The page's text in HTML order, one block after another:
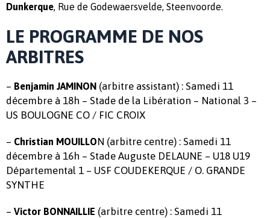
Dunkerque, Rue de Godewaersvelde, Steenvoorde.
LE PROGRAMME DE NOS
ARBITRES
– Benjamin JAMINON (arbitre assistant) : Samedi 11
décembre à 18h – Stade de la Libération – National 3 –
US BOULOGNE CO / FIC CROIX
– Christian MOUILLON (arbitre centre) : Samedi 11
décembre à 16h – Stade Auguste DELAUNE – U18 U19
Départemental 1 – USF COUDEKERQUE / O. GRANDE
SYNTHE
– Victor BONNAILLIE (arbitre centre) : Samedi 11